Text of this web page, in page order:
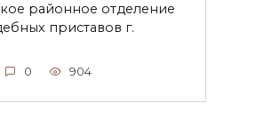
районное отделение
приставов г.
0 904